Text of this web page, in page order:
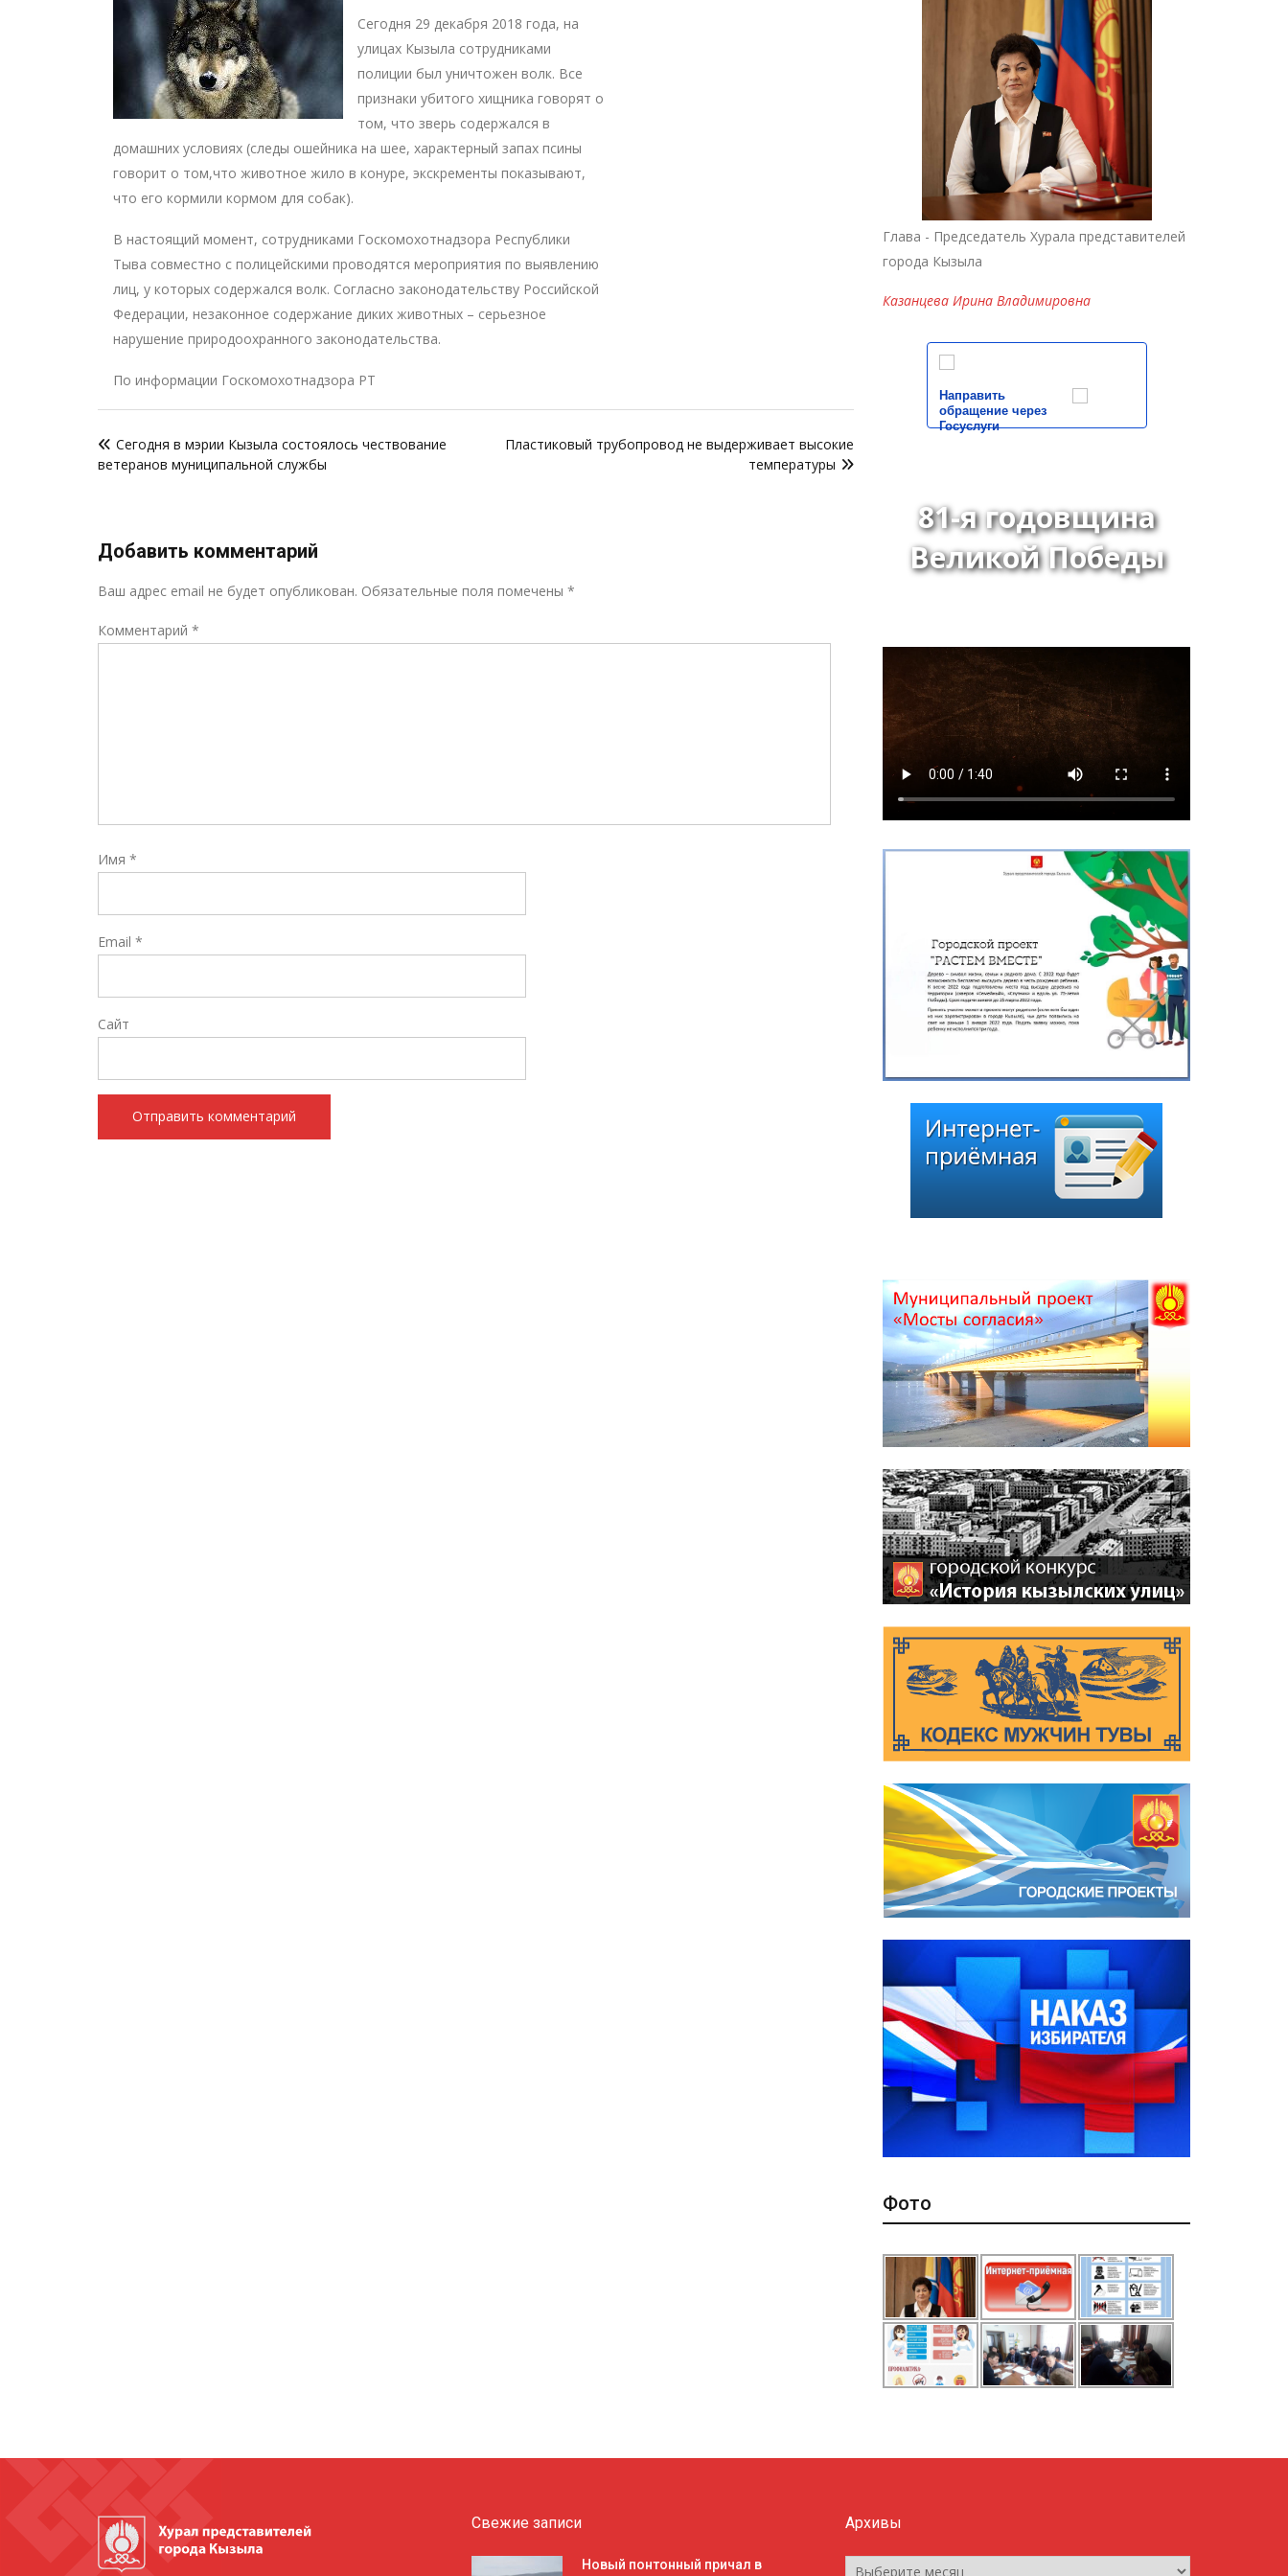
Сегодня 29 декабря 2018 года, на
улицах Кызыла сотрудниками
полиции был уничтожен волк. Все
признаки убитого хищника говорят о
том, что зверь содержался в
домашних условиях (следы ошейника на шее, характерный запах псины
говорит о том,что животное жило в конуре, экскременты показывают,
что его кормили кормом для собак).
В настоящий момент, сотрудниками Госкомохотнадзора Республики
Тыва совместно с полицейскими проводятся мероприятия по выявлению
лиц, у которых содержался волк. Согласно законодательству Российской
Федерации, незаконное содержание диких животных – серьезное
нарушение природоохранного законодательства.
По информации Госкомохотнадзора РТ
поСегодня в мэрии Кызыла состоялось чествование
ветеранов муниципальной службы
Пластиковый трубопровод не выдерживает высокие
температуры
Добавить комментарий
Ваш адрес email не будет опубликован. Обязательные поля помечены *
Комментарий *
Имя *
Email *
Сайт
Глава - Председатель Хурала представителей
города Кызыла
Казанцева Ирина Владимировна
Направить
обращение через
Госуслуги
81-я годовщина
Великой Победы
Фото
Свежие записи
Новый понтонный причал в
Архивы
Архивы